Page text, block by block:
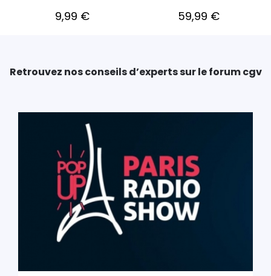
9,99 € 59,99 €
Retrouvez nos conseils d’experts sur le forum cgv